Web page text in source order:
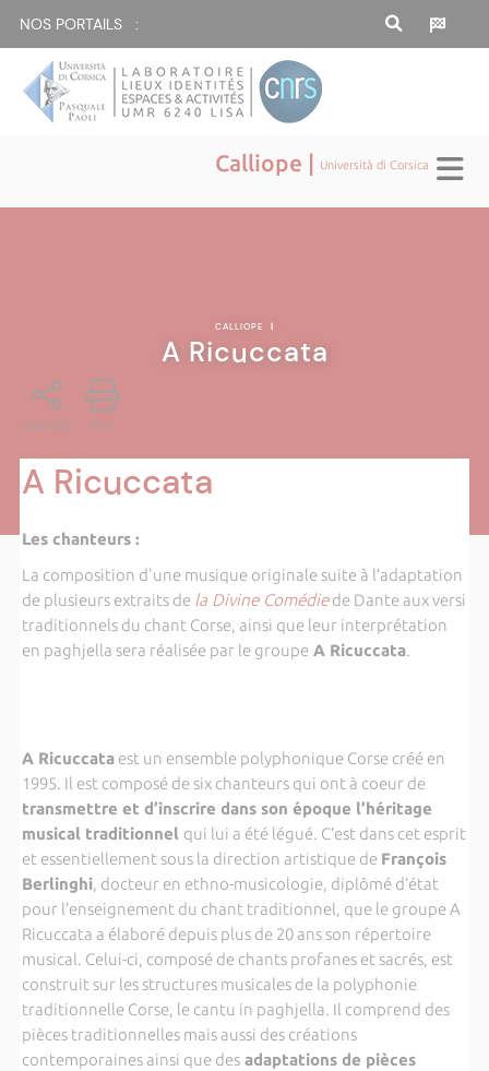
NOS PORTAILS :
Calliope | Università di Corsica
CALLIOPE |
A Ricuccata
PARTAGE PDF
A Ricuccata
Les chanteurs :
La composition d'une musique originale suite à l’adaptation
de plusieurs extraits de la Divine Comédiede Dante aux versi
traditionnels du chant Corse, ainsi que leur interprétation
en paghjella sera réalisée par le groupeA Ricuccata.
A Ricuccataest un ensemble polyphonique Corse créé en
1995. Il est composé de six chanteurs qui ont à coeur de
transmettre et d’inscrire dans son époque l’héritage
musical traditionnel qui lui a été légué. C’est dans cet esprit
et essentiellement sous la direction artistique de François
Berlinghi, docteur en ethno-musicologie, diplômé d’état
pour l’enseignement du chant traditionnel, que le groupe A
Ricuccata a élaboré depuis plus de 20 ans son répertoire
musical. Celui-ci, composé de chants profanes et sacrés, est
construit sur les structures musicales de la polyphonie
traditionnelle Corse, le cantu in paghjella. Il comprend des
pièces traditionnelles mais aussi des créations
contemporaines ainsi que desadaptations de pièces